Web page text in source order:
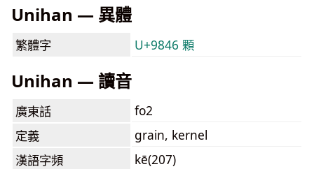
Unihan — 異體
繁體字 U+9846 顆
Unihan — 讀音
廣東話
fo2
定義
grain, kernel
漢語字頻
kē(207)